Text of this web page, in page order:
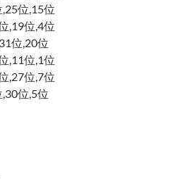
位,15位
,19位,4位
位,20位
,11位,1位
,27位,7位
位,5位